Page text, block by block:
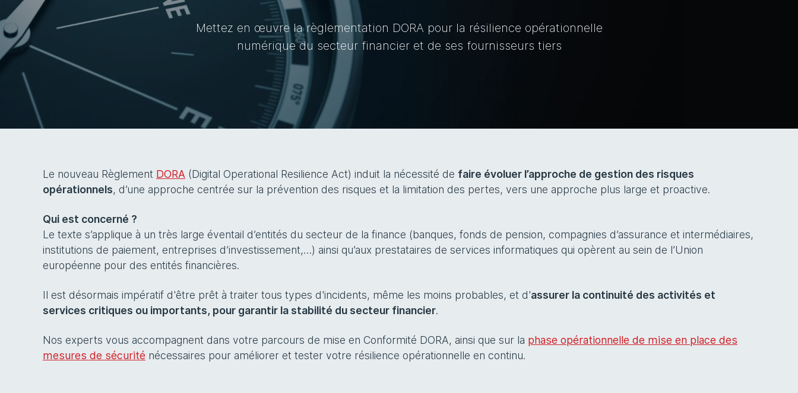
Mettez en œuvre la règlementation DORA pour la résilience opérationnelle
numérique du secteur financier et de ses fournisseurs tiers
Le nouveau Règlement DORA (Digital Operational Resilience Act) induit la nécessité de faire évoluer l’approche de gestion des risques
opérationnels, d’une approche centrée sur la prévention des risques et la limitation des pertes, vers une approche plus large et proactive.
Qui est concerné ?
Le texte s’applique à un très large éventail d’entités du secteur de la finance (banques, fonds de pension, compagnies d’assurance et intermédiaires,
institutions de paiement, entreprises d’investissement,…) ainsi qu’aux prestataires de services informatiques qui opèrent au sein de l’Union
européenne pour des entités financières.
Il est désormais impératif d'être prêt à traiter tous types d'incidents, même les moins probables, et d'assurer la continuité des activités et
services critiques ou importants, pour garantir la stabilité du secteur financier.
Nos experts vous accompagnent dans votre parcours de mise en Conformité DORA, ainsi que sur la phase opérationnelle de mise en place des
mesures de sécurité nécessaires pour améliorer et tester votre résilience opérationnelle en continu.